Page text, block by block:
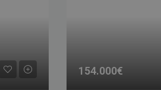
154.000€